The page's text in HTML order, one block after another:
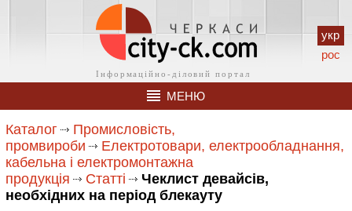
укр
рос
МЕНЮ
Каталог
Промисловість,
промвироби
Електротовари, електрообладнання,
кабельна і електромонтажна
продукція
Статті
Чеклист девайсів,
необхідних на період блекауту